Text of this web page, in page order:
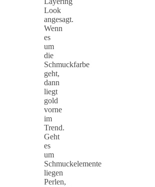
Look
angesagt.
Wenn
es
um
die
Schmuckfarbe
geht,
dann
liegt
gold
vorne
im
Trend.
Geht
es
um
Schmuckelemente
liegen
Perlen,